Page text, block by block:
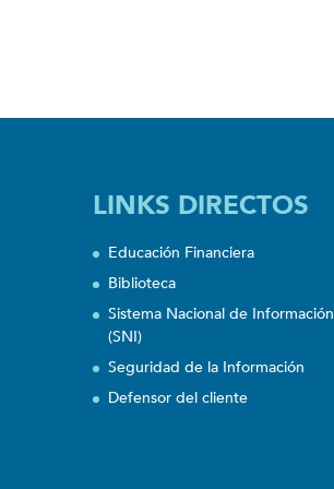
LINKS DIRECTOS
Educación Financiera
Biblioteca
Sistema Nacional de Información
(SNI)
Seguridad de la Información
Defensor del cliente